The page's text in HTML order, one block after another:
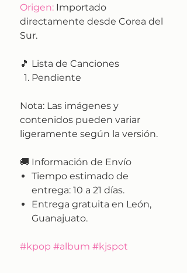
Origen: Importado
directamente desde Corea del
Sur.
🎵 Lista de Canciones
Pendiente
Nota: Las imágenes y
contenidos pueden variar
ligeramente según la versión.
🚚 Información de Envío
Tiempo estimado de
entrega: 10 a 21 días.
Entrega gratuita en León,
Guanajuato.
#kpop #album #kjspot